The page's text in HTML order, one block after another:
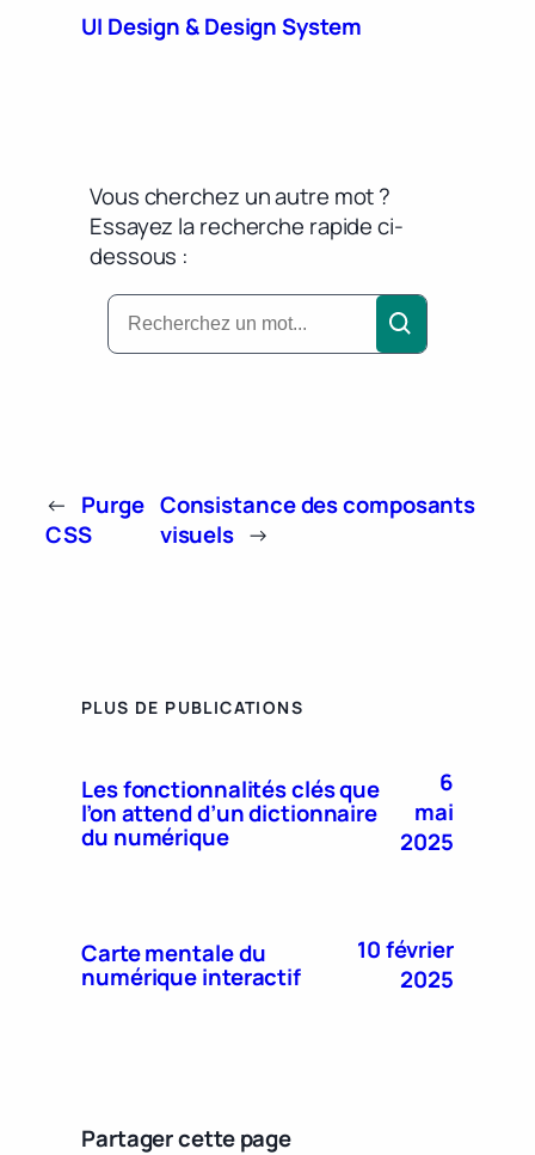
UI Design & Design System
Vous cherchez un autre mot ?
Essayez la recherche rapide ci-
dessous :
← Purge
CSS
Consistance des composants
visuels →
PLUS DE PUBLICATIONS
Les fonctionnalités clés que
l’on attend d’un dictionnaire
du numérique
6
mai
2025
Carte mentale du
numérique interactif
10 février
2025
Partager cette page